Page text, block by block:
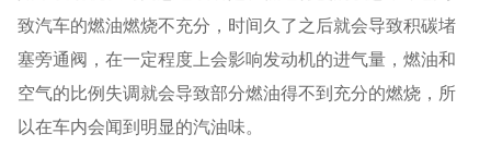
致汽车的燃油燃烧不充分，时间久了之后就会导致积碳堵
塞旁通阀，在一定程度上会影响发动机的进气量，燃油和
空气的比例失调就会导致部分燃油得不到充分的燃烧，所
以在车内会闻到明显的汽油味。